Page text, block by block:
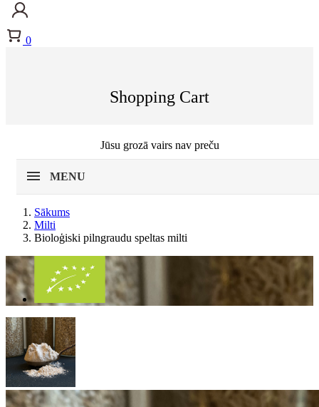
0
Shopping Cart
Jūsu grozā vairs nav preču
MENU
Sākums
Milti
Bioloģiski pilngraudu speltas milti